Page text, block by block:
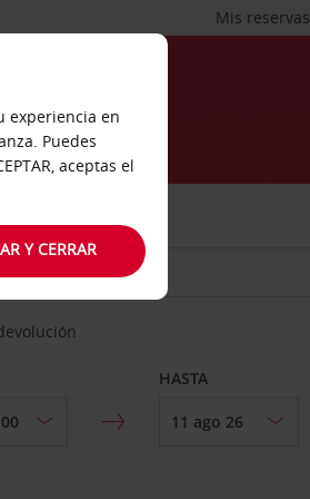
Mis reservas
HASTA
experiencia en
Puedes
aceptas el
Y CERRAR